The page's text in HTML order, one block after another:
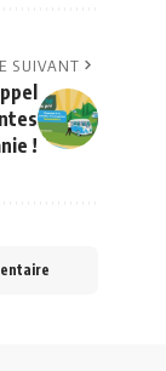
SUIVANT
!